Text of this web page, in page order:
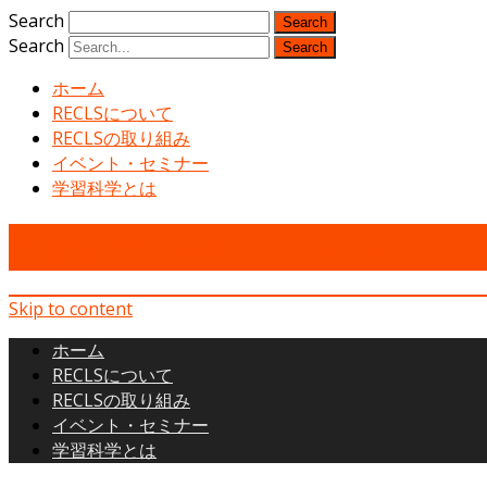
Search
Search
ホーム
RECLSについて
RECLSの取り組み
イベント・セミナー
学習科学とは
Skip to content
ホーム
RECLSについて
RECLSの取り組み
イベント・セミナー
学習科学とは